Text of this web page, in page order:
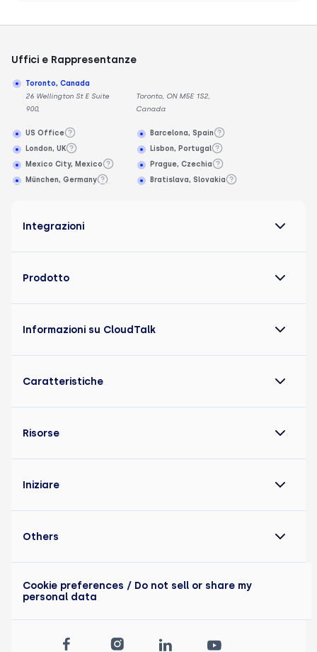
Uffici e Rappresentanze
Toronto, Canada
26 Wellington St E Suite
900,
Toronto, ON M5E 1S2,
Canada
US Office
London, UK
Mexico City, Mexico
München, Germany
Barcelona, Spain
Lisbon, Portugal
Prague, Czechia
Bratislava, Slovakia
Integrazioni
Prodotto
Informazioni su CloudTalk
Caratteristiche
Risorse
Iniziare
Others
Cookie preferences / Do not sell or share my
personal data